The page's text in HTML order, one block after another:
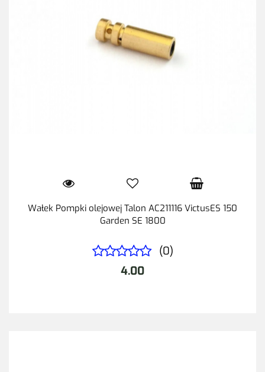
Wałek Pompki olejowej Talon AC211116 VictusES 150
Garden SE 1800
(0)
4.00